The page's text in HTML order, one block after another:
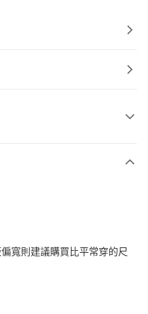
寬則建議購買比平常穿的尺